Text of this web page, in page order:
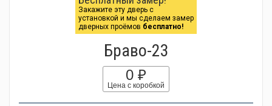
Закажите эту дверь с
установкой и мы сделаем замер
дверных проёмов бесплатно!
Браво-23
0 ₽
Цена с коробкой